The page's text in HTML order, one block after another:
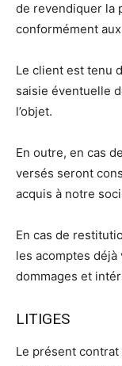
de revendiquer la
conformément
Le client est tenu
saisie éventuelle
l’objet.
En outre, en cas
versés seront
acquis à notre
En cas de
les acomptes
dommages et
LITIGES
Le présent